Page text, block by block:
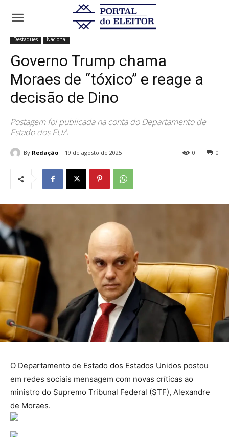
Início
Governo Trump chama Moraes de "tóxico" e reage
a decisão de Dino
Destaques Nacional
Governo Trump chama
Moraes de “tóxico” e reage a
decisão de Dino
Postagem foi publicada na conta do Departamento de
Estado dos EUA
By Redação 19 de agosto de 2025 0
0
O Departamento de Estado dos Estados Unidos postou
em redes sociais mensagem com novas críticas ao
ministro do Supremo Tribunal Federal (STF), Alexandre
de Moraes.